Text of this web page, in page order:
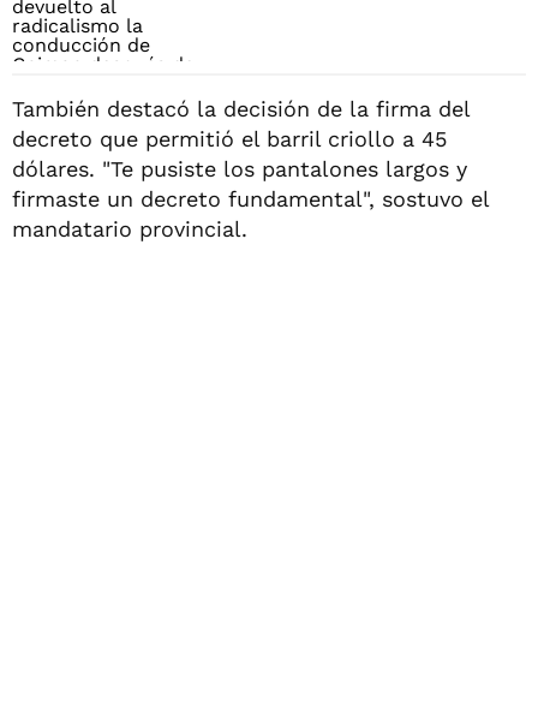
También destacó la decisión de la firma del
decreto que permitió el barril criollo a 45
dólares. "Te pusiste los pantalones largos y
firmaste un decreto fundamental", sostuvo el
mandatario provincial.